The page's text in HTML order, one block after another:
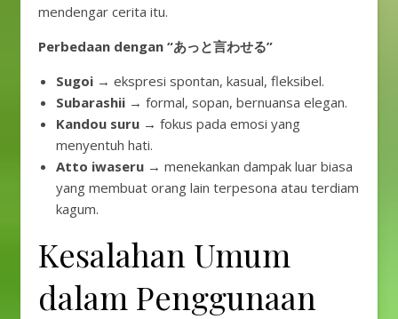
mendengar cerita itu.
Perbedaan dengan “あっと言わせる”
Sugoi → ekspresi spontan, kasual, fleksibel.
Subarashii → formal, sopan, bernuansa elegan.
Kandou suru → fokus pada emosi yang
menyentuh hati.
Atto iwaseru → menekankan dampak luar biasa
yang membuat orang lain terpesona atau terdiam
kagum.
Kesalahan Umum
dalam Penggunaan